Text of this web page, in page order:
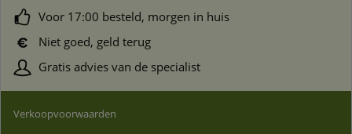
Voor 17:00 besteld, morgen in huis
Niet goed, geld terug
Gratis advies van de specialist
Verkoopvoorwaarden